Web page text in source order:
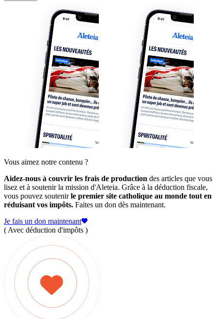
Vous aimez notre contenu ?
Aidez-nous à couvrir les frais de production des articles que vous
lisez et à soutenir la mission d'Aleteia. Grâce à la déduction fiscale,
vous pouvez soutenirle premier site catholique au monde tout en
réduisant vos impôts. Faites un don dès maintenant.
Je fais un don maintenant
( Avec déduction d'impôts )